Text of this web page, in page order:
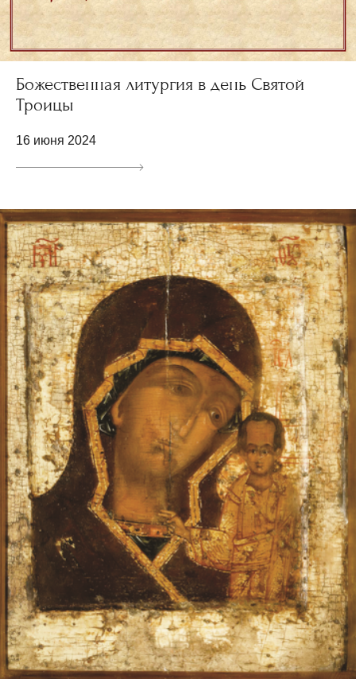
Божественная литургия в день Святой
Троицы
16 июня 2024